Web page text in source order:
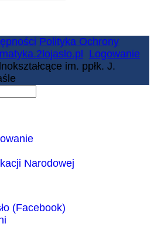
Polityka Ochrony
Logowanie
im. ppłk. J.
Narodowej
(Facebook)